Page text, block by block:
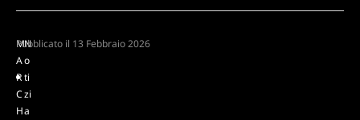
M
A
R
C
H
N
o
ti
zi
a
Pubblicato il 13 Febbraio 2026